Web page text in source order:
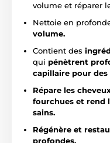
volume et réparer
Nettoie en
volume.
Contient des
qui pénètrent
capillaire pour des
Répare les
fourchues et rend
sains.
Régénère et
profondes.